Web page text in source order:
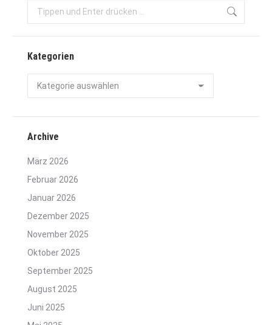
Search:
Kategorien
Kategorien
Archive
März 2026
Februar 2026
Januar 2026
Dezember 2025
November 2025
Oktober 2025
September 2025
August 2025
Juni 2025